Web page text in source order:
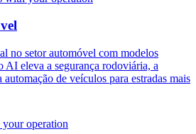
no setor automóvel com modelos
eleva a segurança rodoviária, a
automação de veículos para estradas mais